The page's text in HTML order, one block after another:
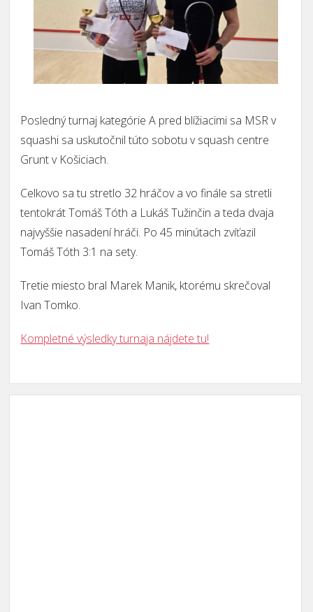
Posledný turnaj kategórie A pred blížiacimi sa MSR v
squashi sa uskutočnil túto sobotu v squash centre
Grunt v Košiciach.
Celkovo sa tu stretlo 32 hráčov a vo finále sa stretli
tentokrát Tomáš Tóth a Lukáš Tužinčin a teda dvaja
najvyššie nasadení hráči. Po 45 minútach zvíťazil
Tomáš Tóth 3:1 na sety.
Tretie miesto bral Marek Manik, ktorému skrečoval
Ivan Tomko.
Kompletné výsledky turnaja nájdete tu!